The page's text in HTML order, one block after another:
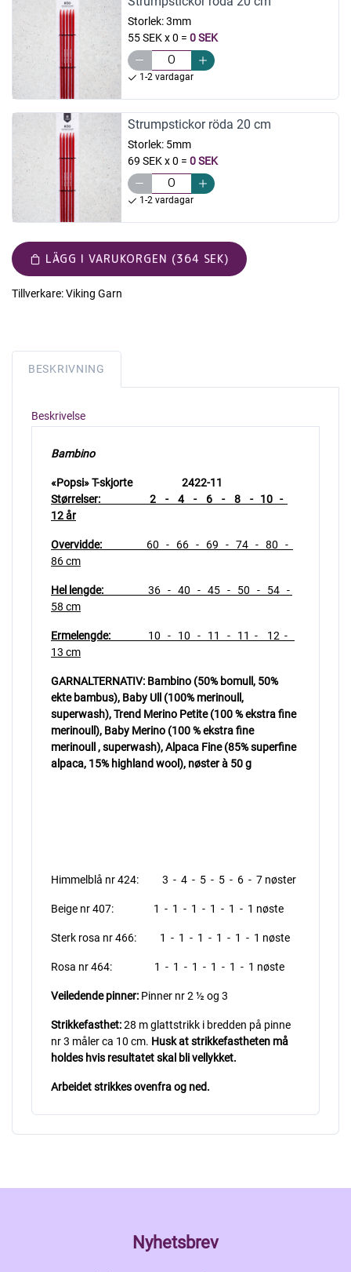
Storlek:3mm
55 SEK x 0 = 0 SEK
1-2 vardagar
Strumpstickor röda 20 cm
Storlek: 5mm
69 SEK x 0 = 0 SEK
1-2 vardagar
LÄGG I VARUKORGEN (364 SEK)
Tillverkare:Viking Garn
BESKRIVNING
Beskrivelse
Bambino
«Popsi» T-skjorte 2422-11
Størrelser: 2 - 4 - 6 - 8 - 10 -
12 år
Overvidde: 60 - 66 - 69 - 74 - 80 -
86 cm
Hel lengde: 36 - 40 - 45 - 50 - 54 -
58 cm
Ermelengde: 10 - 10 - 11 - 11 - 12 -
13 cm
GARNALTERNATIV: Bambino (50% bomull, 50%
ekte bambus), Baby Ull (100% merinoull,
superwash), Trend Merino Petite (100 % ekstra fine
merinoull), Baby Merino (100 % ekstra fine
merinoull , superwash), Alpaca Fine (85% superfine
alpaca, 15% highland wool), nøster à 50 g
Himmelblå nr 424: 3 - 4 - 5 - 5 - 6 - 7 nøster
Beige nr 407: 1 - 1 - 1 - 1 - 1 - 1 nøste
Sterk rosa nr 466: 1 - 1 - 1 - 1 - 1 - 1 nøste
Rosa nr 464: 1 - 1 - 1 - 1 - 1 - 1 nøste
Veiledende pinner: Pinner nr 2 ½ og 3
Strikkefasthet:28 m glattstrikk i bredden på pinne
nr 3 måler ca 10 cm. Husk at strikkefastheten må
holdes hvis resultatet skal bli vellykket.
Arbeidet strikkes ovenfra og ned.
Nyhetsbrev